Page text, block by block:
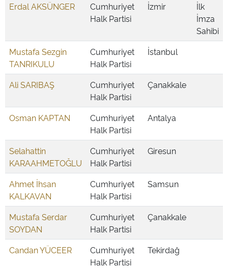
Erdal AKSÜNGER
Cumhuriyet
Halk Partisi
İzmir
İlk
İmza
Sahibi
Mustafa Sezgin
TANRIKULU
Cumhuriyet
Halk Partisi
İstanbul
Ali SARIBAŞ
Cumhuriyet
Halk Partisi
Çanakkale
Osman KAPTAN
Cumhuriyet
Halk Partisi
Antalya
Selahattin
KARAAHMETOĞLU
Cumhuriyet
Halk Partisi
Giresun
Ahmet İhsan
KALKAVAN
Cumhuriyet
Halk Partisi
Samsun
Mustafa Serdar
SOYDAN
Cumhuriyet
Halk Partisi
Çanakkale
Candan YÜCEER
Cumhuriyet
Halk Partisi
Tekirdağ